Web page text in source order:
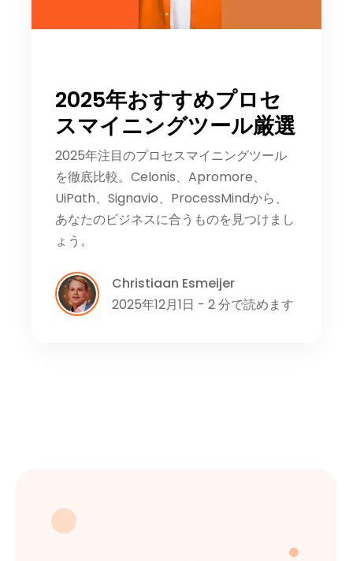
2025年おすすめプロセ
スマイニングツール厳選
2025年注目のプロセスマイニングツール
を徹底比較。Celonis、Apromore、
UiPath、Signavio、ProcessMindから、
あなたのビジネスに合うものを見つけまし
ょう。
Christiaan Esmeijer
2025年12月1日 - 2 分で読めます